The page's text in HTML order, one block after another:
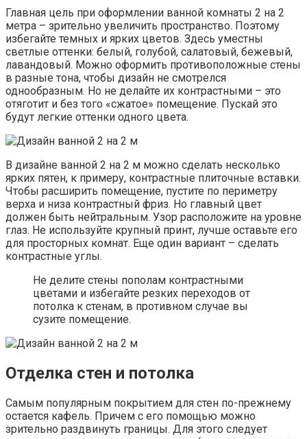
Главная цель при оформлении ванной комнаты 2 на 2
метра – зрительно увеличить пространство. Поэтому
избегайте темных и ярких цветов. Здесь уместны
светлые оттенки: белый, голубой, салатовый, бежевый,
лавандовый. Можно оформить противоположные стены
в разные тона, чтобы дизайн не смотрелся
однообразным. Но не делайте их контрастными – это
отяготит и без того «сжатое» помещение. Пускай это
будут легкие оттенки одного цвета.
В дизайне ванной 2 на 2 м можно сделать несколько
ярких пятен, к примеру, контрастные плиточные вставки.
Чтобы расширить помещение, пустите по периметру
верха и низа контрастный фриз. Но главный цвет
должен быть нейтральным. Узор расположите на уровне
глаз. Не используйте крупный принт, лучше оставьте его
для просторных комнат. Еще один вариант – сделать
контрастные углы.
Не делите стены пополам контрастными
цветами и избегайте резких переходов от
потолка к стенам, в противном случае вы
сузите помещение.
Отделка стен и потолка
Самым популярным покрытием для стен по-прежнему
остается кафель. Причем с его помощью можно
зрительно раздвинуть границы. Для этого следует